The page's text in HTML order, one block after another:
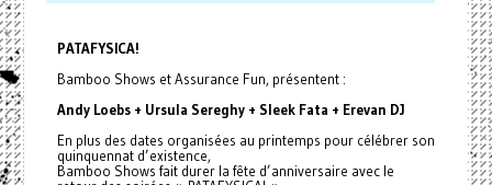
PATAFYSICA!
Bamboo Shows et Assurance Fun, présentent :
Andy Loebs + Ursula Sereghy + Sleek Fata + Erevan DJ
En plus des dates organisées au printemps pour célébrer son
quinquennat d’existence,
Bamboo Shows fait durer la fête d’anniversaire avec le